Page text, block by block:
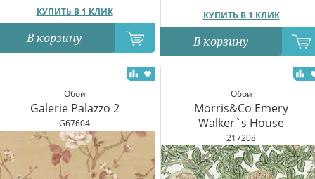
КУПИТЬ В 1 КЛИК
В корзину
КУПИТЬ В 1 КЛИК
В корзину
Обои
Galerie Palazzo 2
G67604
Обои
Morris&Co Emery
Walker`s House
217208